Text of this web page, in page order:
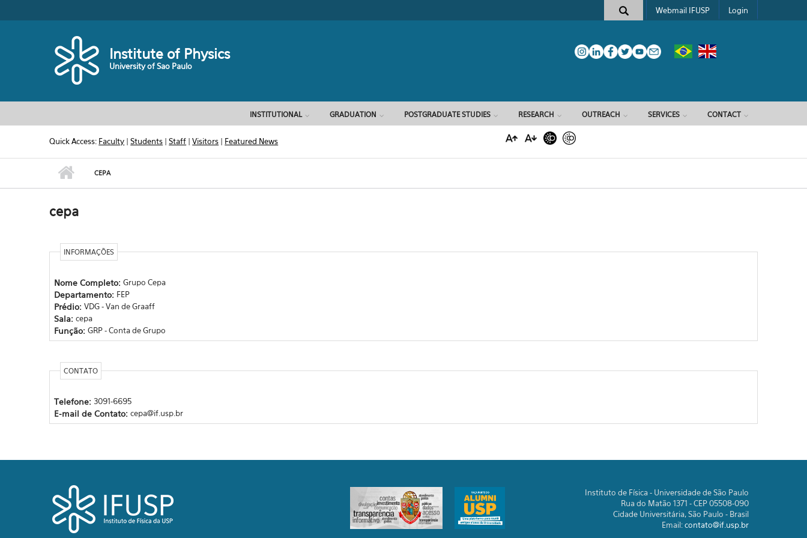
Search form
Webmail IFUSP Login
Institute of Physics
University of Sao Paulo
INSTITUTIONAL GRADUATION POSTGRADUATE STUDIES RESEARCH OUTREACH SERVICES CONTACT
Quick Access: Faculty |Students |Staff |Visitors | Featured News
CEPA
cepa
INFORMAÇÕES
Nome Completo: Grupo Cepa
Departamento: FEP
Prédio: VDG - Van de Graaff
Sala: cepa
Função: GRP - Conta de Grupo
CONTATO
Telefone: 3091-6695
E-mail de Contato: cepa@if.usp.br
Instituto de Física - Universidade de São Paulo
Rua do Matão 1371 - CEP 05508-090
Cidade Universitária, São Paulo - Brasil
Email:contato@if.usp.br